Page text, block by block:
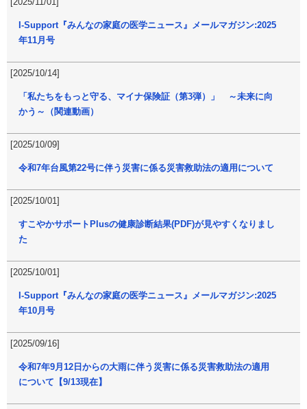
I-Support『みんなの家庭の医学ニュース』メールマガジン:2025
年11月号
[2025/10/14]
「私たちをもっと守る、マイナ保険証（第3弾）」 ～未来に向
かう～（関連動画）
[2025/10/09]
令和7年台風第22号に伴う災害に係る災害救助法の適用について
[2025/10/01]
すこやかサポートPlusの健康診断結果(PDF)が見やすくなりまし
た
[2025/10/01]
I-Support『みんなの家庭の医学ニュース』メールマガジン:2025
年10月号
[2025/09/16]
令和7年9月12日からの大雨に伴う災害に係る災害救助法の適用
について【9/13現在】